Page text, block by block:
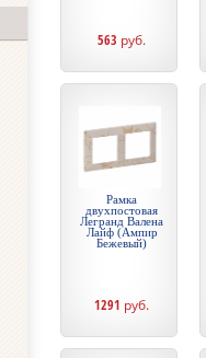
563 руб.
Рамка
двухпостовая
Легранд Валена
Лайф (Ампир
Бежевый)
1291 руб.